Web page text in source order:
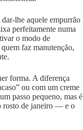
lhe aquele empurrão
perfeitamente numa
o modo de
faz manutenção,
forma. A diferença
ou com um creme
passo pequeno, mas é
rosto de janeiro — e o